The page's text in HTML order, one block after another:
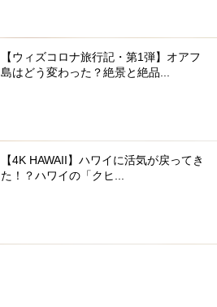
【ウィズコロナ旅行記・第1弾】オアフ
島はどう変わった？絶景と絶品...
【4K HAWAII】ハワイに活気が戻ってき
た！？ハワイの「クヒ...